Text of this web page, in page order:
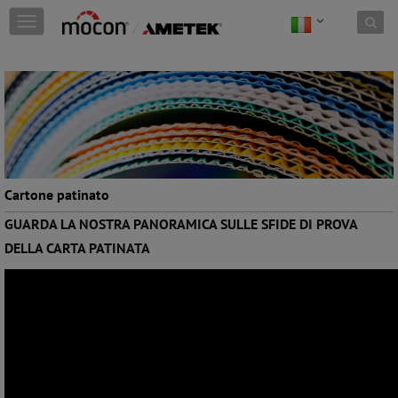
Skip to content
T
o
g
l
e
n
a
v
g
a
t
i
o
Cartone patinato
GUARDA LA NOSTRA PANORAMICA SULLE SFIDE DI PROVA
DELLA CARTA PATINATA